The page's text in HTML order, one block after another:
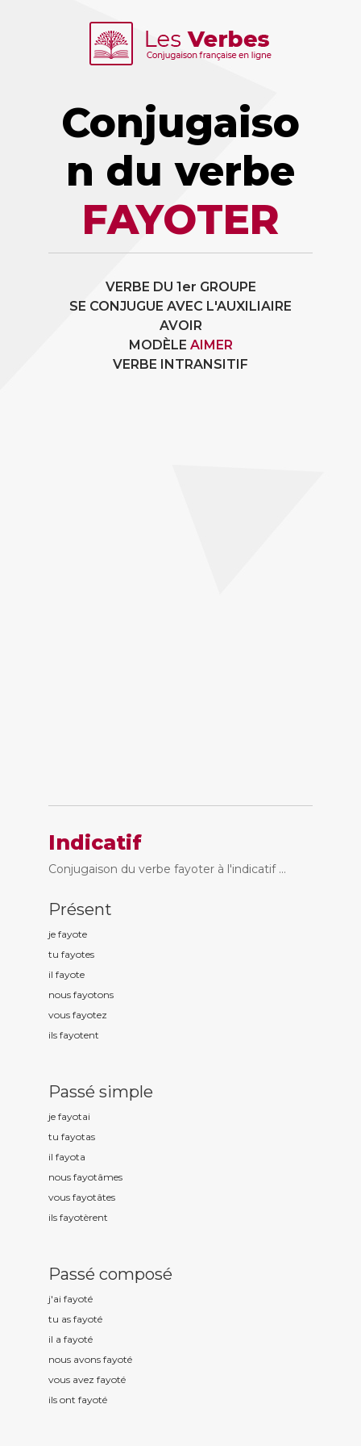
Conjugaiso
n du verbe
FAYOTER
VERBE DU 1er GROUPE
SE CONJUGUE AVEC L'AUXILIAIRE
AVOIR
MODÈLE AIMER
VERBE INTRANSITIF
Indicatif
Conjugaison du verbe fayoter à l'indicatif ...
Présent
je fayote
tu fayotes
il fayote
nous fayotons
vous fayotez
ils fayotent
Passé simple
je fayotai
tu fayotas
il fayota
nous fayotâmes
vous fayotâtes
ils fayotèrent
Passé composé
j'ai fayoté
tu as fayoté
il a fayoté
nous avons fayoté
vous avez fayoté
ils ont fayoté